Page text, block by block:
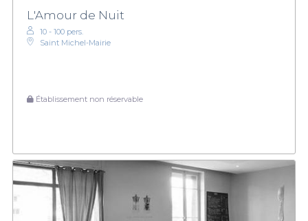
L'Amour de Nuit
10 - 100 pers.
Saint Michel-Mairie
Établissement non réservable